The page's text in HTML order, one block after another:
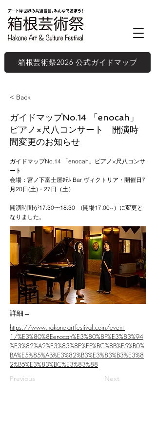
箱根芸術祭2026 公式ガイドマップ
< Back
ガイドマップNo.14 「enocah」
ピアノ×尺八コンサート 開演時
間変更のお知らせ
ガイドマップNo.14 「enocah」ピアノ×尺八コンサ
ート
会場：宮ノ下富士屋ﾎﾃﾙ Bar ヴィクトリア・開催日7
月20日(土)・27日（土）
開演時間が17:30〜18:30 (開場17:00~）に変更と
なりました。
​詳細→
https://www.hakone-art-festival.com/event-
1/%E3%80%8Eenocah%E3%80%8F%E3%83%94
%E3%82%A2%E3%83%8E%EF%BC%8B%E5%B0%
BA%E5%85%AB%E3%82%B3%E3%83%B3%E3%8
2%B5%E3%83%BC%E3%83%88
Previous
Next